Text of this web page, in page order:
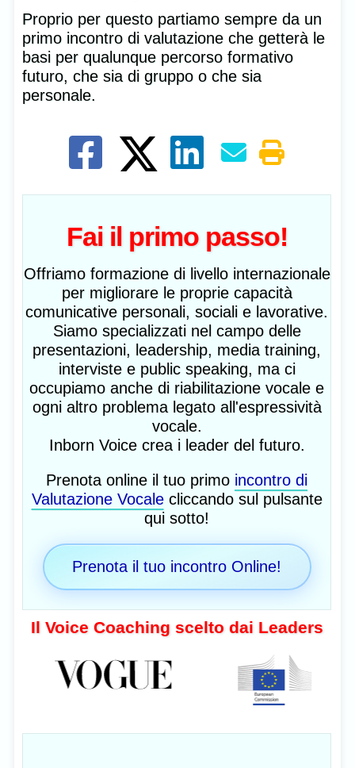
Proprio per questo partiamo sempre da un
primo incontro di valutazione che getterà le
basi per qualunque percorso formativo
futuro, che sia di gruppo o che sia
personale.
Fai il primo passo!
Offriamo formazione di livello internazionale
per migliorare le proprie capacità
comunicative personali, sociali e lavorative.
Siamo specializzati nel campo delle
presentazioni, leadership, media training,
interviste e public speaking, ma ci
occupiamo anche di riabilitazione vocale e
ogni altro problema legato all'espressività
vocale.
Inborn Voice crea i leader del futuro.
Prenota online il tuo primo incontro di
Valutazione Vocalecliccando sul pulsante
qui sotto!
Prenota il tuo incontro Online!
Il Voice Coaching scelto dai Leaders